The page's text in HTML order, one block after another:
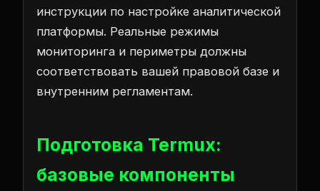
инструкции по настройке аналитической
платформы. Реальные режимы
мониторинга и периметры должны
соответствовать вашей правовой базе и
внутренним регламентам.
Подготовка Termux:
базовые компоненты